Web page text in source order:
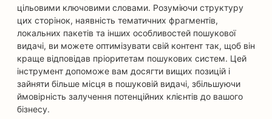
цільовими ключовими словами. Розуміючи структуру
цих сторінок, наявність тематичних фрагментів,
локальних пакетів та інших особливостей пошукової
видачі, ви можете оптимізувати свій контент так, щоб він
краще відповідав пріоритетам пошукових систем. Цей
інструмент допоможе вам досягти вищих позицій і
зайняти більше місця в пошуковій видачі, збільшуючи
ймовірність залучення потенційних клієнтів до вашого
бізнесу.